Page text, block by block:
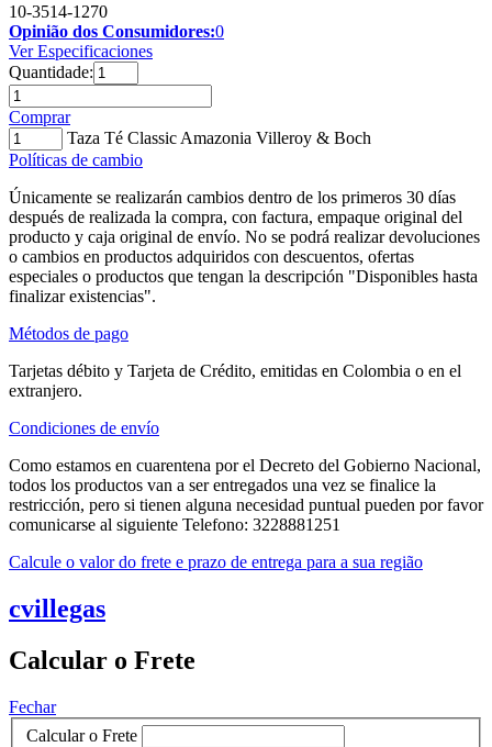
10-3514-1270
Opinião dos Consumidores:0
Ver Especificaciones
Quantidade:
Comprar
Taza Té Classic Amazonia Villeroy & Boch
Políticas de cambio
Únicamente se realizarán cambios dentro de los primeros 30 días
después de realizada la compra, con factura, empaque original del
producto y caja original de envío. No se podrá realizar devoluciones
o cambios en productos adquiridos con descuentos, ofertas
especiales o productos que tengan la descripción "Disponibles hasta
finalizar existencias".
Métodos de pago
Tarjetas débito y Tarjeta de Crédito, emitidas en Colombia o en el
extranjero.
Condiciones de envío
Como estamos en cuarentena por el Decreto del Gobierno Nacional,
todos los productos van a ser entregados una vez se finalice la
restricción, pero si tienen alguna necesidad puntual pueden por favor
comunicarse al siguiente Telefono: 3228881251
Calcule o valor do frete e prazo de entrega para a sua região
cvillegas
Calcular o Frete
Fechar
Calcular o Frete